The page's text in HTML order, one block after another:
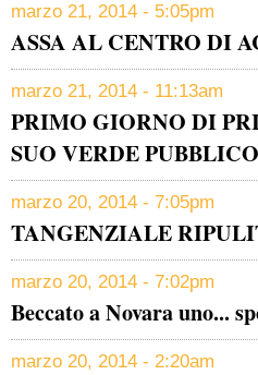
marzo 21, 2014 - 5:05pm
ASSA AL CENTRO DI
marzo 21, 2014 - 11:13am
PRIMO GIORNO DI
SUO VERDE PUBBLICO
marzo 20, 2014 - 7:05pm
TANGENZIALE
marzo 20, 2014 - 7:02pm
Beccato a Novara uno...
marzo 20, 2014 - 2:20am